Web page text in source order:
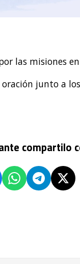
las misiones
junto a
compartilo